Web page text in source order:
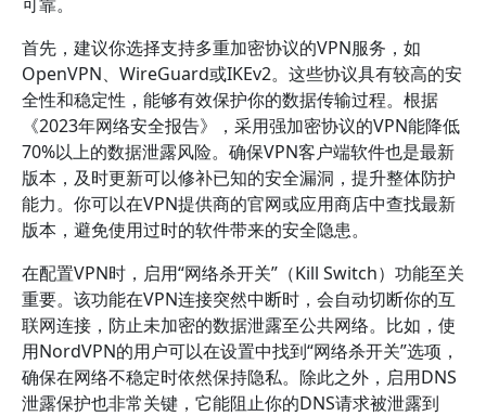
首先，建议你选择支持多重加密协议的VPN服务，如
OpenVPN、WireGuard或IKEv2。这些协议具有较高的安
全性和稳定性，能够有效保护你的数据传输过程。根据
《2023年网络安全报告》，采用强加密协议的VPN能降低
70%以上的数据泄露风险。确保VPN客户端软件也是最新
版本，及时更新可以修补已知的安全漏洞，提升整体防护
能力。你可以在VPN提供商的官网或应用商店中查找最新
版本，避免使用过时的软件带来的安全隐患。
在配置VPN时，启用“网络杀开关”（Kill Switch）功能至关
重要。该功能在VPN连接突然中断时，会自动切断你的互
联网连接，防止未加密的数据泄露至公共网络。比如，使
用NordVPN的用户可以在设置中找到“网络杀开关”选项，
确保在网络不稳定时依然保持隐私。除此之外，启用DNS
泄露保护也非常关键，它能阻止你的DNS请求被泄露到